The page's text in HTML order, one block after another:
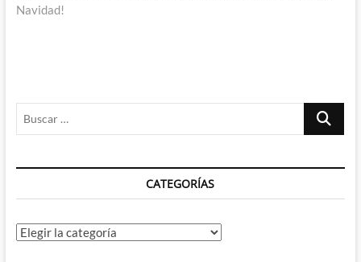
Navidad!
Buscar
CATEGORÍAS
Categorías